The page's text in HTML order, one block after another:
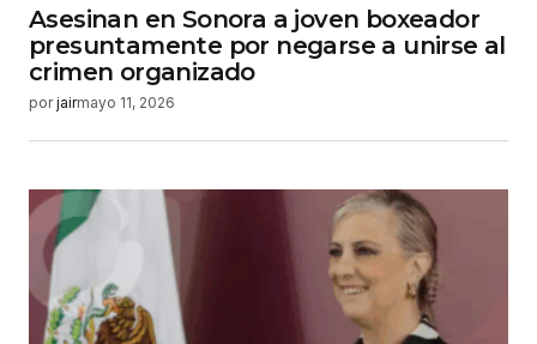
Asesinan en Sonora a joven boxeador
presuntamente por negarse a unirse al
crimen organizado
por jairmayo 11, 2026